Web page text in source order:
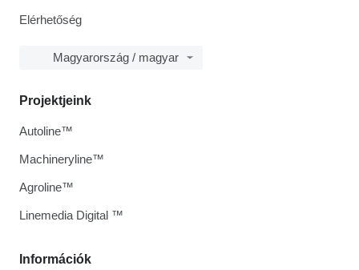
Elérhetőség
Magyarország / magyar
Információk
Projektjeink
Autoline™
Machineryline™
Agroline™
Linemedia Digital ™